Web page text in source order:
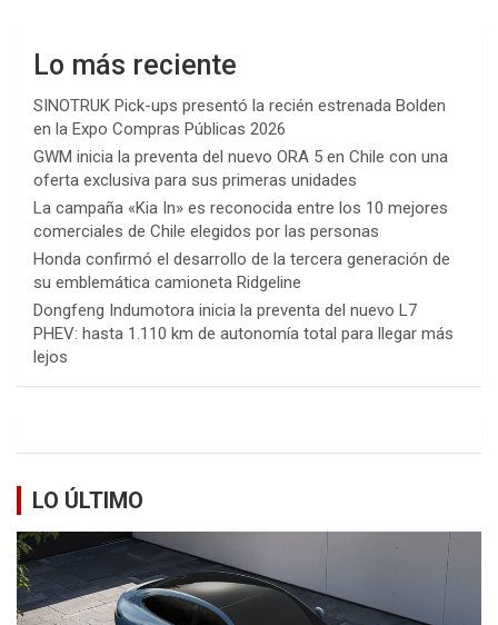
Lo más reciente
SINOTRUK Pick-ups presentó la recién estrenada Bolden
en la Expo Compras Públicas 2026
GWM inicia la preventa del nuevo ORA 5 en Chile con una
oferta exclusiva para sus primeras unidades
La campaña «Kia In» es reconocida entre los 10 mejores
comerciales de Chile elegidos por las personas
Honda confirmó el desarrollo de la tercera generación de
su emblemática camioneta Ridgeline
Dongfeng Indumotora inicia la preventa del nuevo L7
PHEV: hasta 1.110 km de autonomía total para llegar más
lejos
LO ÚLTIMO